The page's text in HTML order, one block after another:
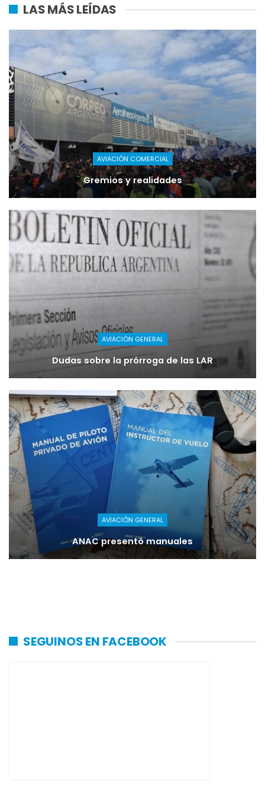
LAS MÁS LEÍDAS
AVIACIÓN COMERCIAL
Gremios y realidades
AVIACIÓN GENERAL
Dudas sobre la prórroga de las LAR
AVIACIÓN GENERAL
ANAC presentó manuales
SEGUINOS EN FACEBOOK